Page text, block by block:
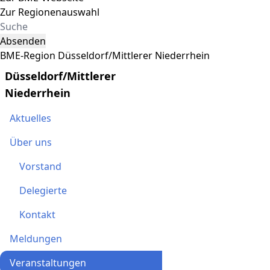
Zur Regionenauswahl
Absenden
BME-Region Düsseldorf/Mittlerer Niederrhein
Düsseldorf/Mittlerer
Niederrhein
Aktuelles
Über uns
Vorstand
Delegierte
Kontakt
Meldungen
Veranstaltungen